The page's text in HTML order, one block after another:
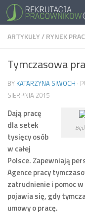
ARTYKUŁY/RYNEK
Tymczasowa
BY KATARZYNA SIWOCH ·
SIERPNIA 2015
Dają pracę
dla setek
tysięcy osób
w całej
Polsce. Zapewniają
Agence pracy
zatrudnienie i pomoc
pojawia się, gdy
umowy o pracę.